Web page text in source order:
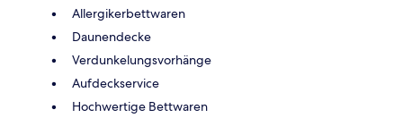
Allergikerbettwaren
Daunendecke
Verdunkelungsvorhänge
Aufdeckservice
Hochwertige Bettwaren